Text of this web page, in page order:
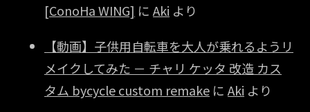
[ConoHa WING] に Aki より
【動画】子供用自転車を大人が乗れるようリ
メイクしてみた － チャリ ケッタ 改造 カス
タム bycycle custom remake に Aki より